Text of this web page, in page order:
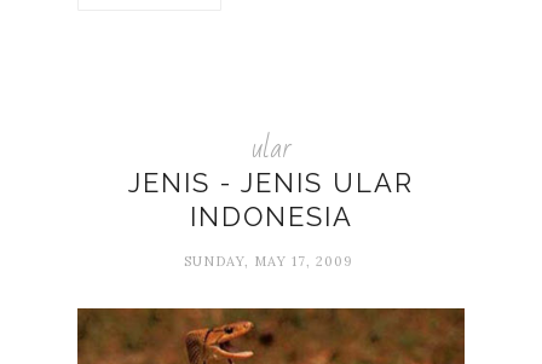
ular
JENIS - JENIS ULAR
INDONESIA
SUNDAY, MAY 17, 2009